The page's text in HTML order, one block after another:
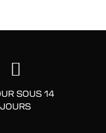
SOUS 14
JOURS